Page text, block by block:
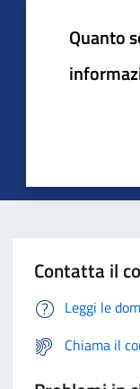
Quanto
Contatta il
Leggi le
Chiama il